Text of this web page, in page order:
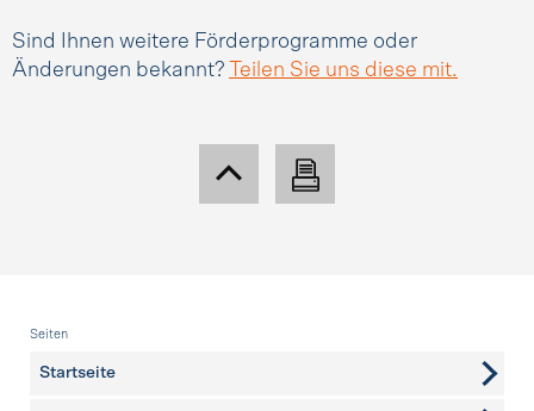
Sind Ihnen weitere Förderprogramme oder
Änderungen bekannt?
Teilen Sie uns diese mit.
Fusszeile
Seiten
Startseite